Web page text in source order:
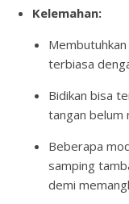
Kelemahan:
terbiasa
Bidikan bisa
tangan belum
Beberapa
samping
demi